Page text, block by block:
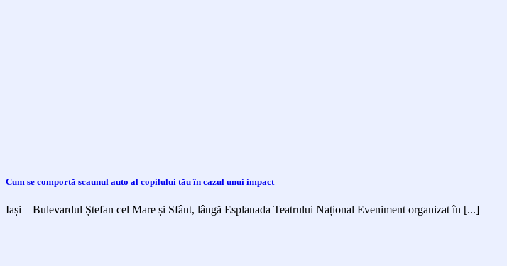
Cum se comportă scaunul auto al copilului tău în cazul unui impact
Iași – Bulevardul Ștefan cel Mare și Sfânt, lângă Esplanada Teatrului Național Eveniment organizat în [...]